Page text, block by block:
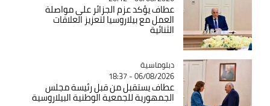
عطاف يؤكد عزم الجزائر على مواصلة
العمل مع بيلاروسيا لتعزيز العلاقات
الثنائية
Catégorie
دبلوماسية
06/08/2026 - 18:37
عطاف يستقبل من قبل رئيسة مجلس
الجمهورية للجمعية الوطنية البيلاروسية